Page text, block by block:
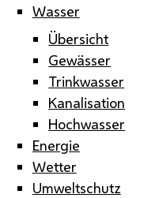
Wasser
Übersicht
Gewässer
Trinkwasser
Kanalisation
Hochwasser
Energie
Wetter
Umweltschutz